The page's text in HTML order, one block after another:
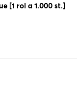
[1 rol a 1.000 st.]